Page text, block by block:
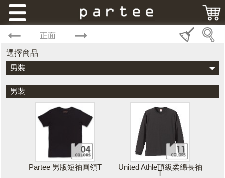
正面
選擇商品
男裝
男裝
Partee 男版短袖圓領T United Athle頂級柔綿長袖
T